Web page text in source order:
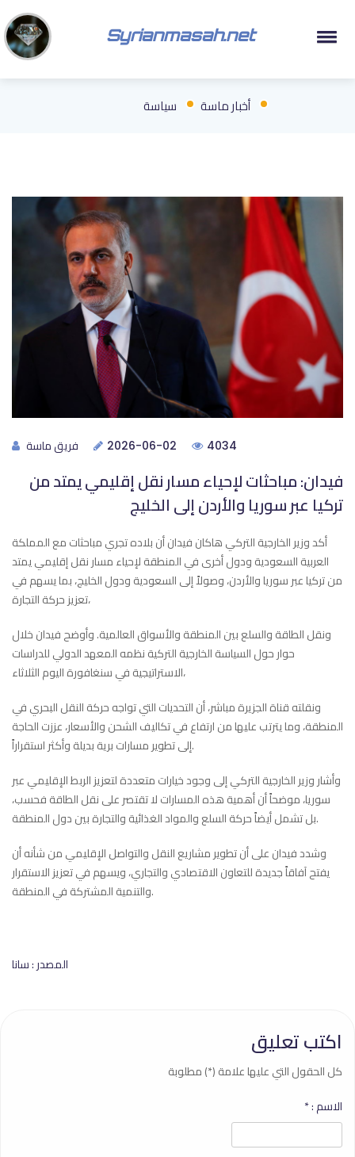
Syrianmasah.net
أخبار ماسة سياسة
فريق ماسة 2026-06-02 4034
فيدان: مباحثات لإحياء مسار نقل إقليمي يمتد من
تركيا عبر سوريا والأردن إلى الخليج
أكد وزير الخارجية التركي هاكان فيدان أن بلاده تجري مباحثات مع المملكة
العربية السعودية ودول أخرى في المنطقة لإحياء مسار نقل إقليمي يمتد
من تركيا عبر سوريا والأردن، وصولاً إلى السعودية ودول الخليج، بما يسهم في
تعزيز حركة التجارة،
ونقل الطاقة والسلع بين المنطقة والأسواق العالمية. وأوضح فيدان خلال
حوار حول السياسة الخارجية التركية نظمه المعهد الدولي للدراسات
الاستراتيجية في سنغافورة اليوم الثلاثاء،
ونقلته قناة الجزيرة مباشر، أن التحديات التي تواجه حركة النقل البحري في
المنطقة، وما يترتب عليها من ارتفاع في تكاليف الشحن والأسعار، عززت الحاجة
إلى تطوير مسارات برية بديلة وأكثر استقراراً.
وأشار وزير الخارجية التركي إلى وجود خيارات متعددة لتعزيز الربط الإقليمي عبر
سوريا، موضحاً أن أهمية هذه المسارات لا تقتصر على نقل الطاقة فحسب،
بل تشمل أيضاً حركة السلع والمواد الغذائية والتجارة بين دول المنطقة.
وشدد فيدان على أن تطوير مشاريع النقل والتواصل الإقليمي من شأنه أن
يفتح آفاقاً جديدة للتعاون الاقتصادي والتجاري، ويسهم في تعزيز الاستقرار
والتنمية المشتركة في المنطقة.
المصدر : سانا
اكتب تعليق
كل الحقول التي عليها علامة (*) مطلوبة
الاسم :*